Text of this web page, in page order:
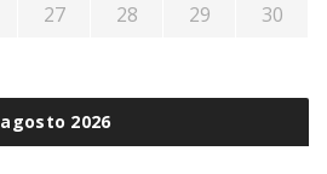
agosto 2026
27 28 29
30